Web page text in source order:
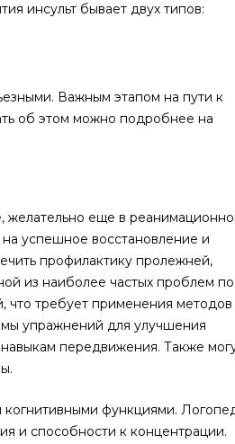
инсульт бывает двух типов:
Важным этапом на пути к
об этом можно подробнее на
желательно еще в
успешное восстановление и
профилактику пролежней,
из наиболее частых проблем
что требует применения методов
упражнений для улучшения
передвижения. Также
функциями.
и способности к концентрации.